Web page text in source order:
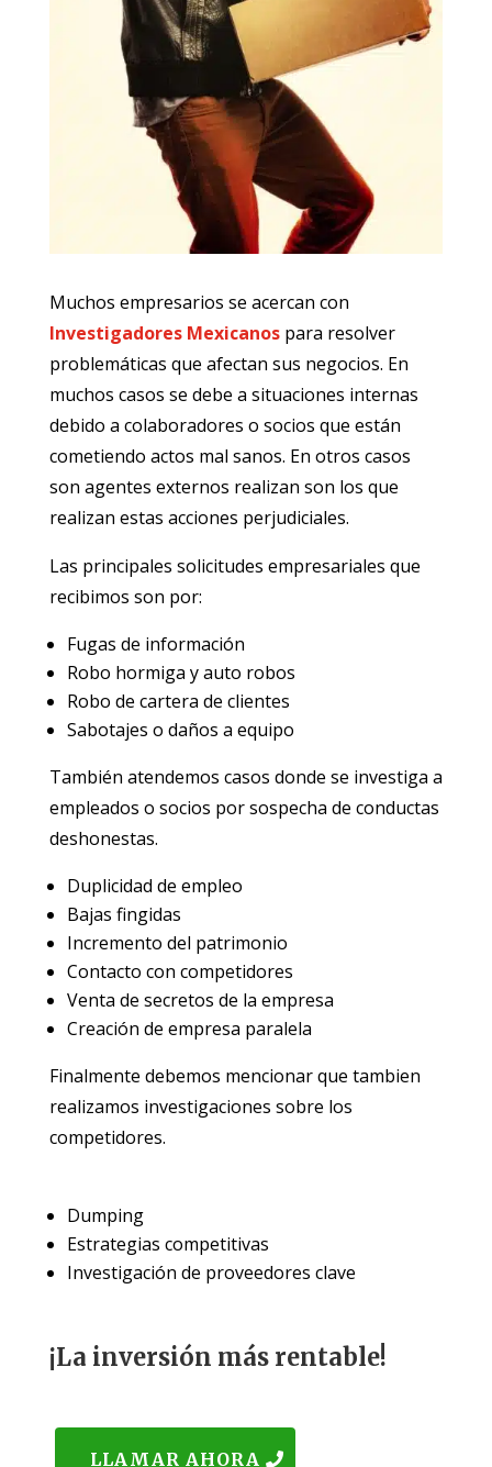
Muchos empresarios se acercan con
Investigadores Mexicanospara resolver
problemáticas que afectan sus negocios. En
muchos casos se debe a situaciones internas
debido a colaboradores o socios que están
cometiendo actos mal sanos. En otros casos
son agentes externos realizan son los que
realizan estas acciones perjudiciales.
Las principales solicitudes empresariales que
recibimos son por:
Fugas de información
Robo hormiga y auto robos
Robo de cartera de clientes
Sabotajes o daños a equipo
También atendemos casos donde se investiga a
empleados o socios por sospecha de conductas
deshonestas.
Duplicidad de empleo
Bajas fingidas
Incremento del patrimonio
Contacto con competidores
Venta de secretos de la empresa
Creación de empresa paralela
Finalmente debemos mencionar que tambien
realizamos investigaciones sobre los
competidores.
Dumping
Estrategias competitivas
Investigación de proveedores clave
¡La inversión más rentable!
LLAMAR AHORA